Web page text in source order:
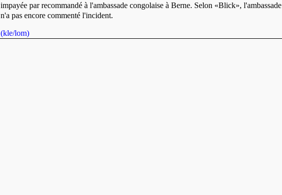
impayée par recommandé à l'ambassade congolaise à Berne. Selon «Blick», l'ambassade
n'a pas encore commenté l'incident.
(kle/lom)